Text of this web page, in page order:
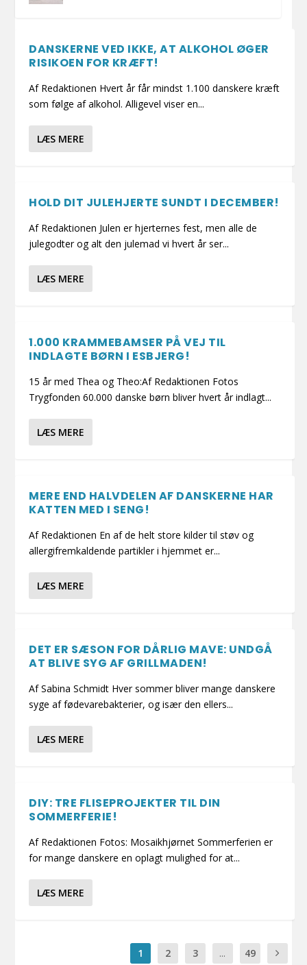
DANSKERNE VED IKKE, AT ALKOHOL ØGER
RISIKOEN FOR KRÆFT!
Af Redaktionen Hvert år får mindst 1.100 danskere kræft
som følge af alkohol. Alligevel viser en...
LÆS MERE
HOLD DIT JULEHJERTE SUNDT I DECEMBER!
Af Redaktionen Julen er hjerternes fest, men alle de
julegodter og alt den julemad vi hvert år ser...
LÆS MERE
1.000 KRAMMEBAMSER PÅ VEJ TIL
INDLAGTE BØRN I ESBJERG!
15 år med Thea og Theo:Af Redaktionen Fotos
Trygfonden 60.000 danske børn bliver hvert år indlagt...
LÆS MERE
MERE END HALVDELEN AF DANSKERNE HAR
KATTEN MED I SENG!
Af Redaktionen En af de helt store kilder til støv og
allergifremkaldende partikler i hjemmet er...
LÆS MERE
DET ER SÆSON FOR DÅRLIG MAVE: UNDGÅ
AT BLIVE SYG AF GRILLMADEN!
Af Sabina Schmidt Hver sommer bliver mange danskere
syge af fødevarebakterier, og især den ellers...
LÆS MERE
DIY: TRE FLISEPROJEKTER TIL DIN
SOMMERFERIE!
Af Redaktionen Fotos: Mosaikhjørnet Sommerferien er
for mange danskere en oplagt mulighed for at...
LÆS MERE
1 2 3 ... 49